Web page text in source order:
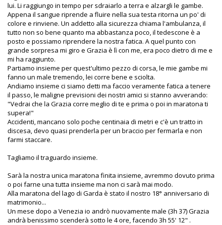
lui. Li raggiungo in tempo per sdraiarlo a terra e alzargli le gambe.
Appena il sangue riprende a fluire nella sua testa ritorna un po' di
colore e rinviene. Un addetto alla sicurezza chiama l'ambulanza, il
tutto non so bene quanto ma abbastanza poco, il tedescone è a
posto e possiamo riprendere la nostra fatica. A quel punto con
grande sorpresa mi giro e Grazia è lì con me, era poco dietro di me e
mi ha raggiunto.
Partiamo insieme per quest'ultimo pezzo di corsa, le mie gambe mi
fanno un male tremendo, lei corre bene e sciolta.
Andiamo insieme ci siamo detti ma faccio veramente fatica a tenere
il passo, le maligne previsioni dei nostri amici si stanno avverando:
"Vedrai che la Grazia corre meglio di te e prima o poi in maratona ti
supera!"
Accidenti, mancano solo poche centinaia di metri e c'è un tratto in
discesa, devo quasi prenderla per un braccio per fermarla e non
farmi staccare.
Tagliamo il traguardo insieme.
Sarà la nostra unica maratona finita insieme, avremmo dovuto prima
o poi farne una tutta insieme ma non ci sarà mai modo.
Alla maratona del lago di Garda è stato il nostro 18° anniversario di
matrimonio...
Un mese dopo a Venezia io andrò nuovamente male (3h 37) Grazia
andrà benissimo scenderà sotto le 4 ore, facendo 3h 55' 12" .